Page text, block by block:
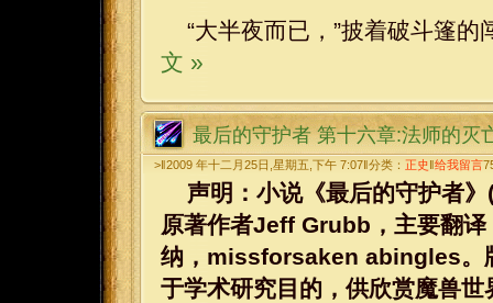
“大半夜而已，”披着破斗篷
文 »
最后的守护者 第十六章:法师的灭
>‖2009 年十二月25日,星期五,下午 7:07‖分类： 正史 给我留言
声明：小说《最后的守护者
原著作者Jeff Grubb，主要翻
纳，missforsaken abingles。
于学术研究目的，供欣赏魔兽